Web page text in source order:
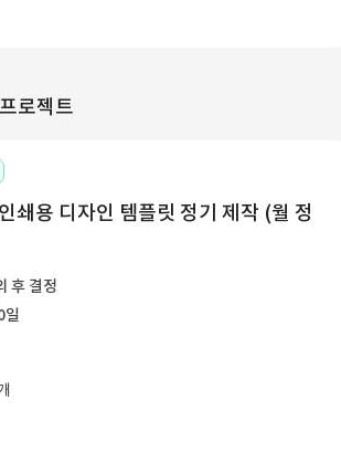
로젝트
쇄용 디자인 템플릿 정기 제작 (월 정
후 결정
일